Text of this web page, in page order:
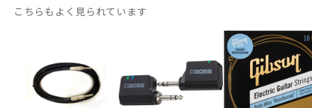
こちらもよく見られています